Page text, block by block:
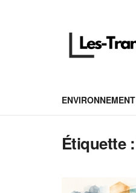
ENVIRONNEMENT
Étiquette :